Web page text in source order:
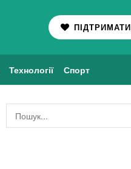
ПІДТРИМАТИ
Технології Спорт